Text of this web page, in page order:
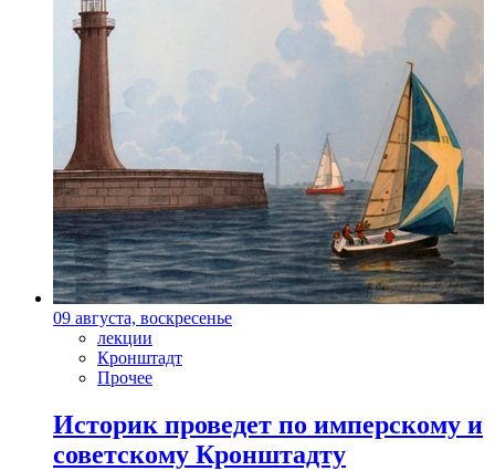
09 августа, воскресенье
лекции
Кронштадт
Прочее
Историк проведет по имперскому и
советскому Кронштадту